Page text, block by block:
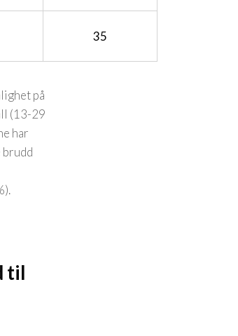
35
på
(13-29
har
til